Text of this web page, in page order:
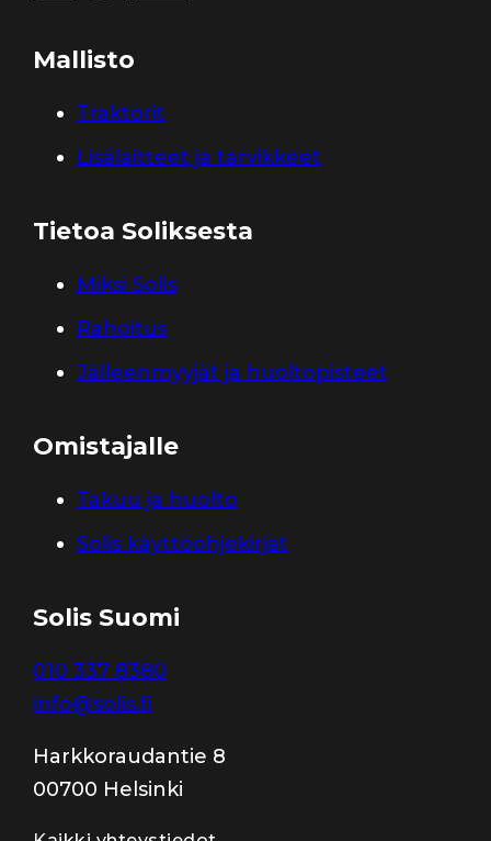
Mallisto
Traktorit
Lisälaitteet ja tarvikkeet
Tietoa Soliksesta
Miksi Solis
Rahoitus
Jälleenmyyjät ja huoltopisteet
Omistajalle
Takuu ja huolto
Solis käyttöohjekirjat
Solis Suomi
010 337 8380
info@solis.fi
Harkkoraudantie 8
00700 Helsinki